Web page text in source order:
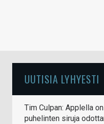
UUTISIA LYHYESTI
Tim Culpan: Applella
puhelinten siruja